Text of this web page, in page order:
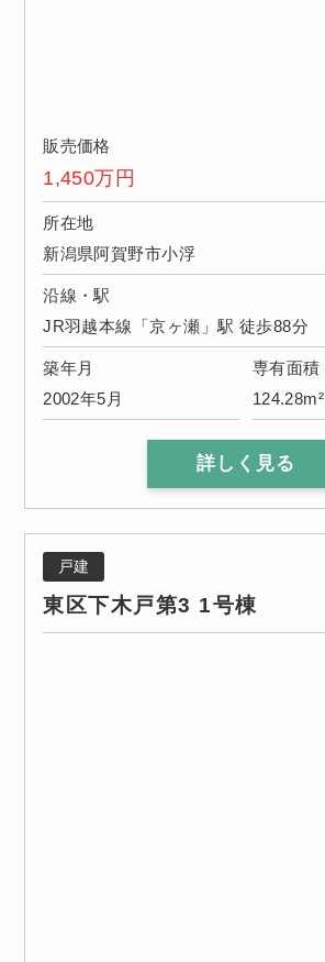
販売価格
1,450万円
所在地
新潟県阿賀野市小浮
沿線・駅
JR羽越本線「京ヶ瀬」駅 徒歩88分
築年月
2002年5月
専有面積
124.28m²
詳しく見る
戸建
東区下木戸第3 1号棟